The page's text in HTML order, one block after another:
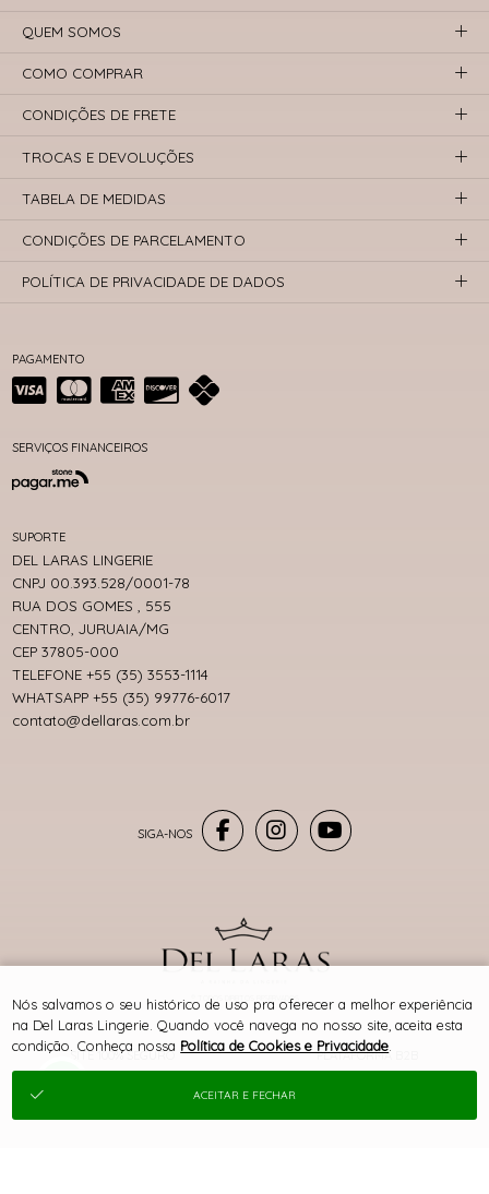
PAGAMENTO
SERVIÇOS FINANCEIROS
SITE 100% SEGURO PLATAFORMA B2B
SUPORTE
DEL LARAS LINGERIE
CNPJ 00.393.528/0001-78
RUA DOS GOMES , 555
CENTRO, JURUAIA/MG
CEP 37805-000
TELEFONE +55 (35) 3553-1114
WHATSAPP +55 (35) 99776-6017
contato@dellaras.com.br
QUEM SOMOS
COMO COMPRAR
CONDIÇÕES DE FRETE
TROCAS E DEVOLUÇÕES
TABELA DE MEDIDAS
CONDIÇÕES DE PARCELAMENTO
POLÍTICA DE PRIVACIDADE DE DADOS
® TODOS DIREITOS RESERVADOS
Nós salvamos o seu histórico de uso pra oferecer a melhor experiência
na Del Laras Lingerie. Quando você navega no nosso site, aceita esta
condição. Conheça nossa Política de Cookies e Privacidade
ACEITAR E FECHAR